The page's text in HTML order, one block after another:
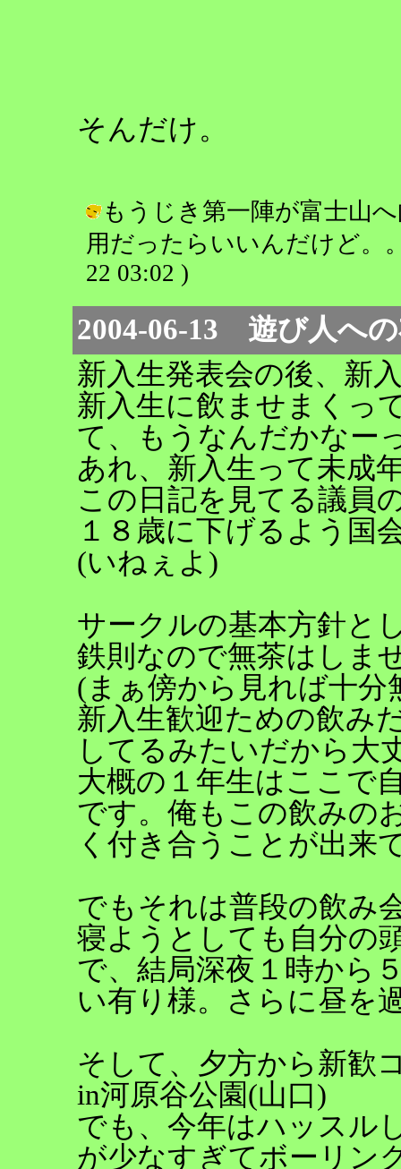
そんだけ。
もうじき第一陣が富士山
用だったらいいんだけど。
22 03:02 )
2004-06-13 遊び人へ
新入生発表会の後、新
新入生に飲ませまくっ
て、もうなんだかなー
あれ、新入生って未成
この日記を見てる議員
１８歳に下げるよう国
(いねぇよ)
サークルの基本方針と
鉄則なので無茶はしま
(まぁ傍から見れば十分
新入生歓迎ための飲み
してるみたいだから大
大概の１年生はここで
です。俺もこの飲みの
く付き合うことが出来
でもそれは普段の飲み
寝ようとしても自分の
で、結局深夜１時から
い有り様。さらに昼を
そして、夕方から新歓
in河原谷公園(山口)
でも、今年はハッスル
が少なすぎてボーリン